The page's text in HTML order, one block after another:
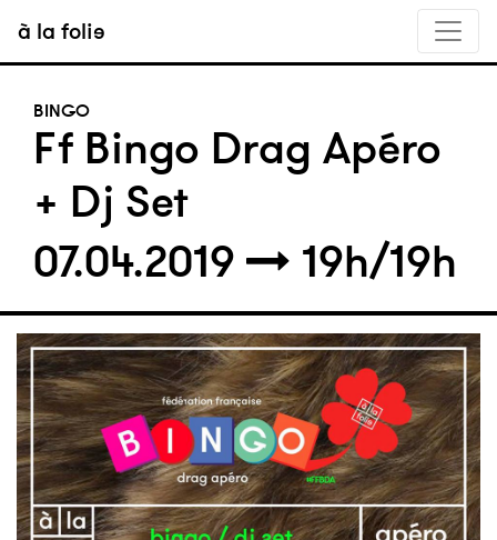
à la folie
Ff Bingo Drag Apéro
+ Dj Set
BINGO
07.04.2019 19h/19h